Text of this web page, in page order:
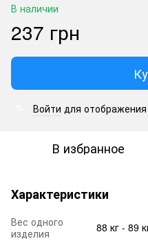
В наличии
237 грн
Войти для
В избранное
Характеристики
Вес одного
изделия
88 кг - 89